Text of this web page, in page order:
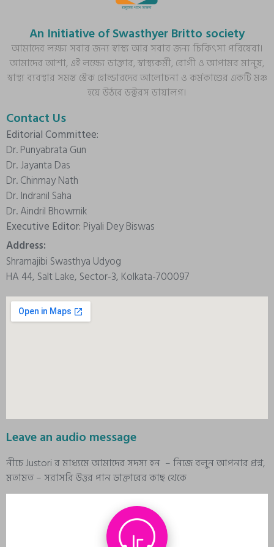
An Initiative of Swasthyer Britto society
আমাদের লক্ষ্য সবার জন্য স্বাস্থ্য আর সবার জন্য চিকিৎসা পরিষেবা।
আমাদের আশা, এই লক্ষ্যে ডাক্তার, স্বাস্থ্যকর্মী, রোগী ও আপামর মানুষ,
স্বাস্থ্য ব্যবস্থার সমস্ত স্টেক হোল্ডারদের আলোচনা ও কর্মকাণ্ডের একটি মঞ্চ
হয়ে উঠবে ডক্টরস ডায়ালগ।
Contact Us
Editorial Committee:
Dr. Punyabrata Gun
Dr. Jayanta Das
Dr. Chinmay Nath
Dr. Indranil Saha
Dr. Aindril Bhowmik
Executive Editor: Piyali Dey Biswas
Address:
Shramajibi Swasthya Udyog
HA 44, Salt Lake, Sector-3, Kolkata-700097
Leave an audio message
নীচে Justori র মাধ্যমে আমাদের সদস্য হন – নিজে বলুন আপনার প্রশ্ন,
মতামত – সরাসরি উত্তর পান ডাক্তারের কাছ থেকে